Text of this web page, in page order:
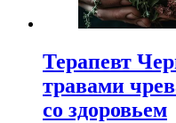
Терапевт
травами
со здоровьем